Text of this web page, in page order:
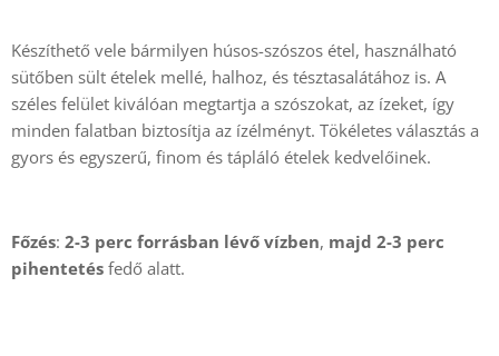
Készíthető vele bármilyen húsos-szószos étel, használható
sütőben sült ételek mellé, halhoz, és tésztasalátához is. A
széles felület kiválóan megtartja a szószokat, az ízeket, így
minden falatban biztosítja az ízélményt. Tökéletes választás a
gyors és egyszerű, finom és tápláló ételek kedvelőinek.
Főzés: 2-3 perc forrásban lévő vízben, majd 2-3 perc
pihentetés fedő alatt.